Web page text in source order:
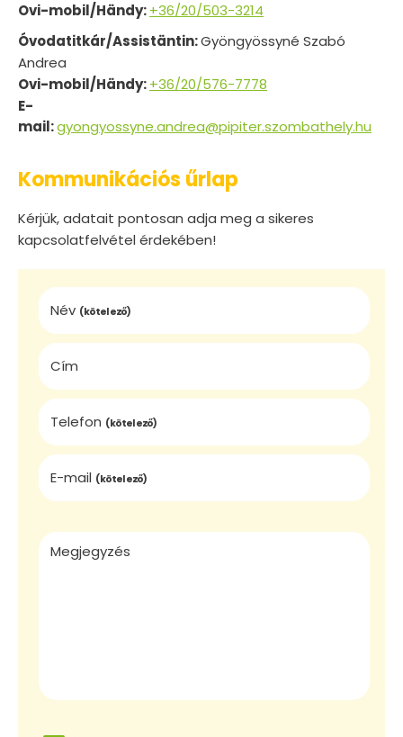
Ovi-mobil/Händy:+36/20/503-3214
Óvodatitkár/Assistäntin:Gyöngyössyné Szabó
Andrea
Ovi-mobil/Händy:+36/20/576-7778
E-
mail:gyongyossyne.andrea@pipiter.szombathely.hu
Kommunikációs űrlap
Kérjük, adatait pontosan adja meg a sikeres
kapcsolatfelvétel érdekében!
Név (kötelező)
Cím
Telefon (kötelező)
E-mail (kötelező)
Megjegyzés